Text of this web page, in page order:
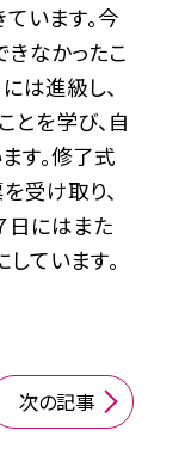
います。今
きなかったこ
は進級し、
とを学び、自
す。修了式
受け取り、
日にはまた
ています。
次の記事